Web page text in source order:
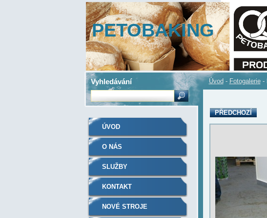
PETOBAKING
Úvod - Fotogalerie -
PŘEDCHOZÍ
ÚVOD
O NÁS
SLUŽBY
KONTAKT
NOVÉ STROJE
Vyhledávání